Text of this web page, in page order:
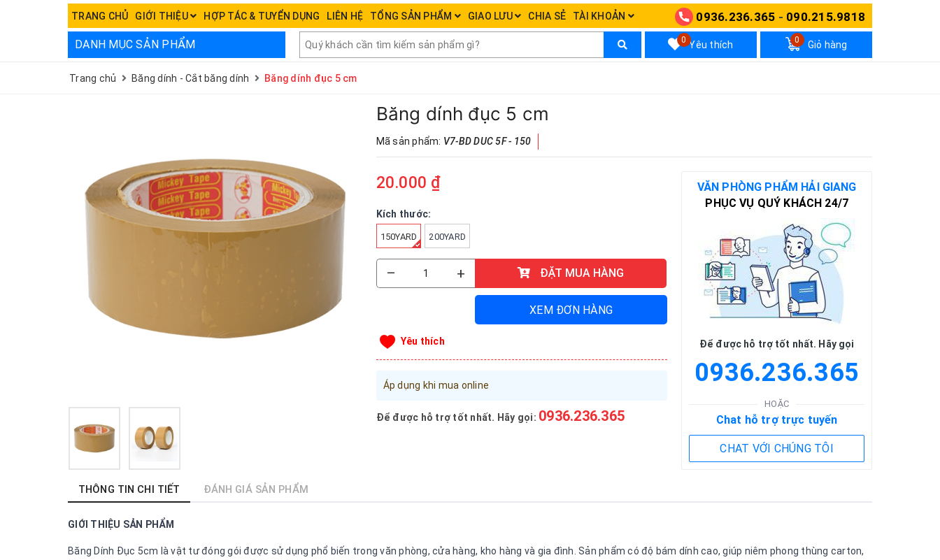
TRANG CHỦ GIỚI THIỆU HỢP TÁC & TUYỂN DỤNG LIÊN HỆ TỔNG SẢN PHẨM GIAO LƯU CHIA SẺ TÀI KHOẢN 0936.236.365 - 090.215.9818
DANH MỤC SẢN PHẨM Yêu thích
0 Giỏ hàng
0
Trang chủ Băng dính - Cắt băng dính Băng dính đục 5 cm
Băng dính đục 5 cm
Mã sản phẩm: V7-BD DUC 5F - 150
20.000 ₫
Kích thước:
150YARD 200YARD
– + ĐẶT MUA HÀNG
XEM ĐƠN HÀNG
Yêu thích
Áp dụng khi mua online
Để được hỗ trợ tốt nhất. Hãy gọi: 0936.236.365
VĂN PHÒNG PHẨM HẢI GIANG
PHỤC VỤ QUÝ KHÁCH 24/7
Để được hỗ trợ tốt nhất. Hãy gọi
0936.236.365
HOẶC
Chat hỗ trợ trực tuyến
CHAT VỚI CHÚNG TÔI
THÔNG TIN CHI TIẾT ĐÁNH GIÁ SẢN PHẨM
GIỚI THIỆU SẢN PHẨM
Băng Dính Đục 5cm là vật tư đóng gói được sử dụng phổ biến trong văn phòng, cửa hàng, kho hàng và gia đình. Sản phẩm có độ bám dính cao, giúp niêm phong thùng carton,